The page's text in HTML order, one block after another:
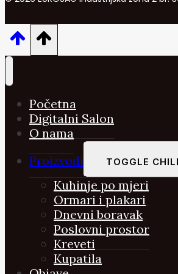
Početna
Digitalni Salon
O nama
Proizvodi
TOGGLE
Kuhinje po mjeri
Ormari i plakari
Dnevni boravak
Poslovni prostor
Kreveti
Kupatila